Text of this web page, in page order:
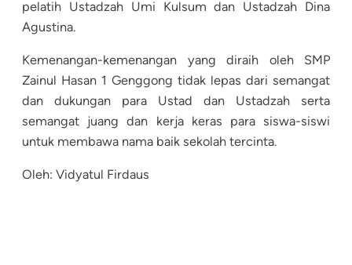
pelatih Ustadzah Umi Kulsum dan Ustadzah Dina
Agustina.
Kemenangan-kemenangan yang diraih oleh SMP
Zainul Hasan 1 Genggong tidak lepas dari semangat
dan dukungan para Ustad dan Ustadzah serta
semangat juang dan kerja keras para siswa-siswi
untuk membawa nama baik sekolah tercinta.
Oleh: Vidyatul Firdaus